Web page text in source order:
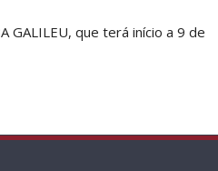
GALILEU, que terá início a 9 de